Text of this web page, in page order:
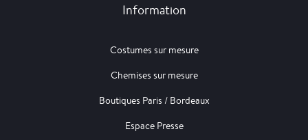
Information
Costumes sur mesure
Chemises sur mesure
Boutiques Paris / Bordeaux
Espace Presse